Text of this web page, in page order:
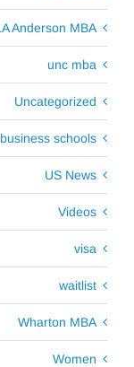
Anderson MBA
unc mba
Uncategorized
schools
US News
Videos
visa
waitlist
Wharton MBA
Women